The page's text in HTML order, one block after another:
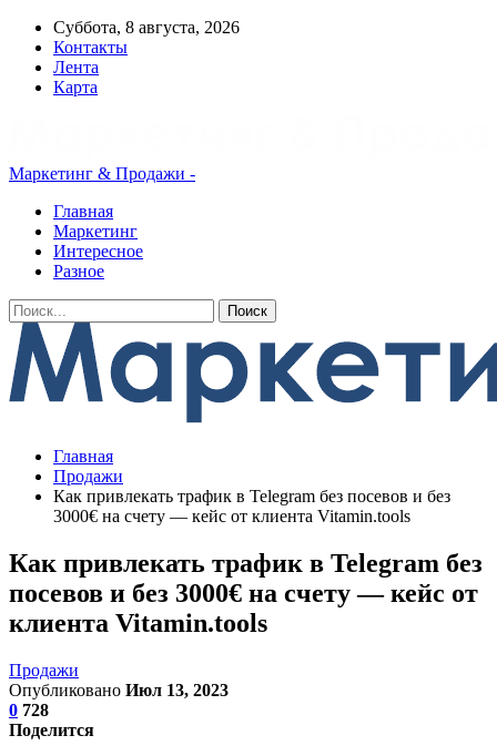
Суббота, 8 августа, 2026
Контакты
Лента
Карта
Маркетинг & Продажи -
Главная
Маркетинг
Интересное
Разное
Главная
Продажи
Как привлекать трафик в Telegram без посевов и без
3000€ на счету — кейс от клиента Vitamin.tools
Как привлекать трафик в Telegram без
посевов и без 3000€ на счету — кейс от
клиента Vitamin.tools
Продажи
Опубликовано Июл 13, 2023
0 728
Поделится